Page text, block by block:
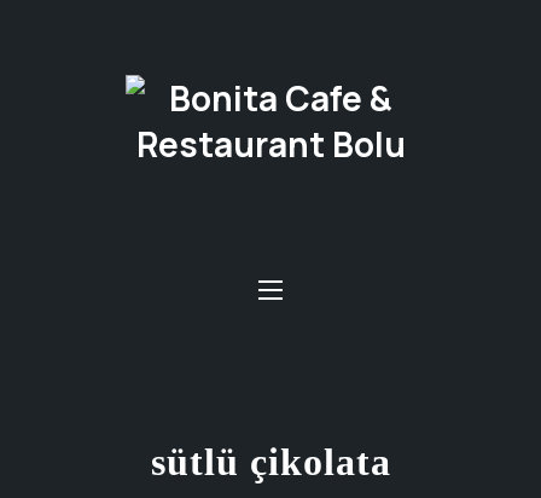
Navigation
sütlü çikolata